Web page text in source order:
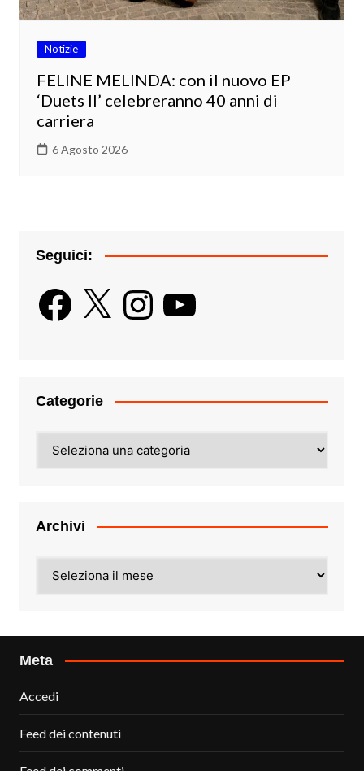
Notizie
FELINE MELINDA: con il nuovo EP
‘Duets II’ celebreranno 40 anni di
carriera
6 Agosto 2026
Seguici:
Facebook
X InstagramYouTube
Categorie
Archivi
Meta
Accedi
Feed dei contenuti